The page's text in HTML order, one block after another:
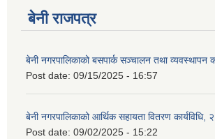
बेनी राजपत्र
बेनी नगरपालिकाको बसपार्क सञ्चालन तथा व्यवस्थापन
Post date: 09/15/2025 - 16:57
बेनी नगरपालिकाको आर्थिक सहायता वितरण कार्यविधि,
Post date: 09/02/2025 - 15:22